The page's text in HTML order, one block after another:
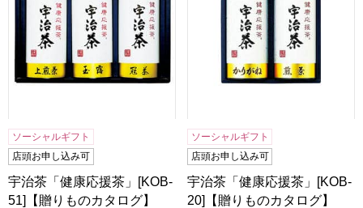
ソーシャルギフト
店頭お申し込み可
宇治茶「健康応援茶」[KOB-
51]【贈りものカタログ】
ソーシャルギフト
店頭お申し込み可
宇治茶「健康応援茶」[KOB-
20]【贈りものカタログ】